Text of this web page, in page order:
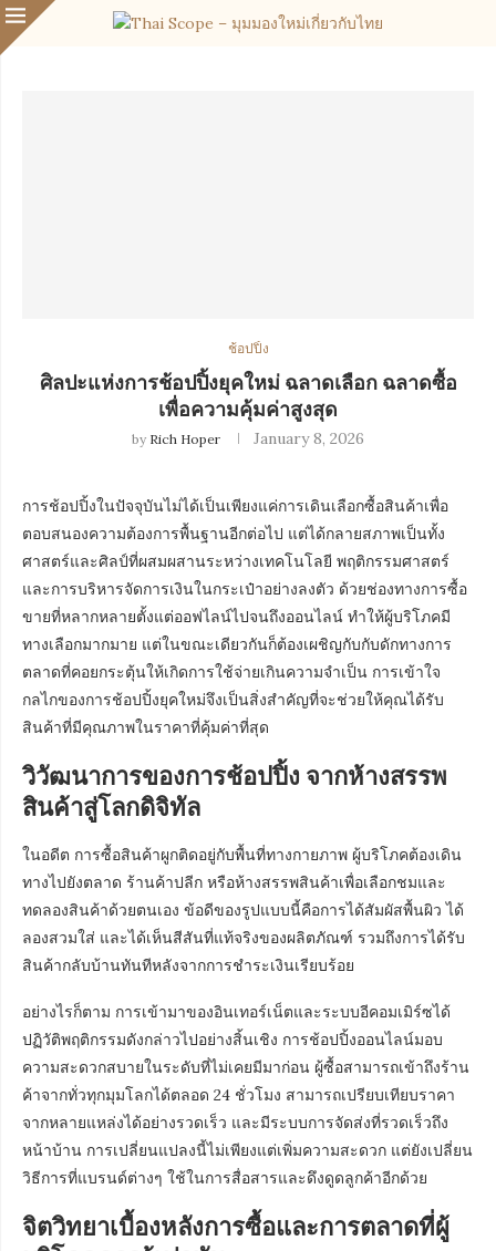
ช้อปปิ้ง
ศิลปะแห่งการช้อปปิ้งยุคใหม่ ฉลาดเลือก ฉลาดซื้อ
เพื่อความคุ้มค่าสูงสุด
by Rich Hoper January 8, 2026
การช้อปปิ้งในปัจจุบันไม่ได้เป็นเพียงแค่การเดินเลือกซื้อสินค้าเพื่อ
ตอบสนองความต้องการพื้นฐานอีกต่อไป แต่ได้กลายสภาพเป็นทั้ง
ศาสตร์และศิลป์ที่ผสมผสานระหว่างเทคโนโลยี พฤติกรรมศาสตร์
และการบริหารจัดการเงินในกระเป๋าอย่างลงตัว ด้วยช่องทางการซื้อ
ขายที่หลากหลายตั้งแต่ออฟไลน์ไปจนถึงออนไลน์ ทำให้ผู้บริโภคมี
ทางเลือกมากมาย แต่ในขณะเดียวกันก็ต้องเผชิญกับกับดักทางการ
ตลาดที่คอยกระตุ้นให้เกิดการใช้จ่ายเกินความจำเป็น การเข้าใจ
กลไกของการช้อปปิ้งยุคใหม่จึงเป็นสิ่งสำคัญที่จะช่วยให้คุณได้รับ
สินค้าที่มีคุณภาพในราคาที่คุ้มค่าที่สุด
วิวัฒนาการของการช้อปปิ้ง จากห้างสรรพ
สินค้าสู่โลกดิจิทัล
ในอดีต การซื้อสินค้าผูกติดอยู่กับพื้นที่ทางกายภาพ ผู้บริโภคต้องเดิน
ทางไปยังตลาด ร้านค้าปลีก หรือห้างสรรพสินค้าเพื่อเลือกชมและ
ทดลองสินค้าด้วยตนเอง ข้อดีของรูปแบบนี้คือการได้สัมผัสพื้นผิว ได้
ลองสวมใส่ และได้เห็นสีสันที่แท้จริงของผลิตภัณฑ์ รวมถึงการได้รับ
สินค้ากลับบ้านทันทีหลังจากการชำระเงินเรียบร้อย
อย่างไรก็ตาม การเข้ามาของอินเทอร์เน็ตและระบบอีคอมเมิร์ซได้
ปฏิวัติพฤติกรรมดังกล่าวไปอย่างสิ้นเชิง การช้อปปิ้งออนไลน์มอบ
ความสะดวกสบายในระดับที่ไม่เคยมีมาก่อน ผู้ซื้อสามารถเข้าถึงร้าน
ค้าจากทั่วทุกมุมโลกได้ตลอด 24 ชั่วโมง สามารถเปรียบเทียบราคา
จากหลายแหล่งได้อย่างรวดเร็ว และมีระบบการจัดส่งที่รวดเร็วถึง
หน้าบ้าน การเปลี่ยนแปลงนี้ไม่เพียงแต่เพิ่มความสะดวก แต่ยังเปลี่ยน
วิธีการที่แบรนด์ต่างๆ ใช้ในการสื่อสารและดึงดูดลูกค้าอีกด้วย
จิตวิทยาเบื้องหลังการซื้อและการตลาดที่ผู้